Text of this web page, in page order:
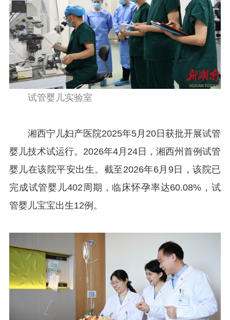
试管婴儿实验室
湘西宁儿妇产医院2025年5月20日获批开展试管
婴儿技术试运行。2026年4月24日，湘西州首例试管
婴儿在该院平安出生。截至2026年6月9日，该院已
完成试管婴儿402周期，临床怀孕率达60.08%，试
管婴儿宝宝出生12例。